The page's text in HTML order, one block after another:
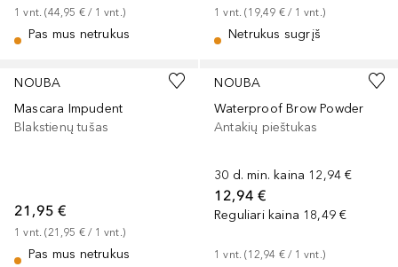
1 vnt. (44,95 € / 1 vnt. )
Pas mus netrukus
1 vnt. (19,49 € / 1 vnt. )
Netrukus sugrįš
NOUBA
Mascara Impudent
Blakstienų tušas
21,95 €
1 vnt. (21,95 € / 1 vnt. )
Pas mus netrukus
NOUBA
Waterproof Brow Powder
Antakių pieštukas
30 d. min. kaina 12,94 €
12,94 €
Reguliari kaina 18,49 €
1 vnt. (12,94 € / 1 vnt. )